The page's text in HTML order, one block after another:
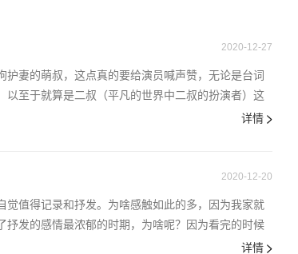
2020-12-27
妻的萌叔，这点真的要给演员喊声赞，无论是台词
至于就算是二叔（平凡的世界中二叔的扮演者）这
详情
2020-12-20
值得记录和抒发。为啥感触如此的多，因为我家就
发的感情最浓郁的时期，为啥呢？因为看完的时候
详情